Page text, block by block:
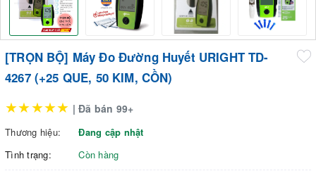
[TRỌN BỘ] Máy Đo Đường Huyết URIGHT TD-
4267 (+25 QUE, 50 KIM, CỒN)
★★★★★ | Đã bán 99+
Thương hiệu:
Đang cập nhật
Tình trạng:
Còn hàng